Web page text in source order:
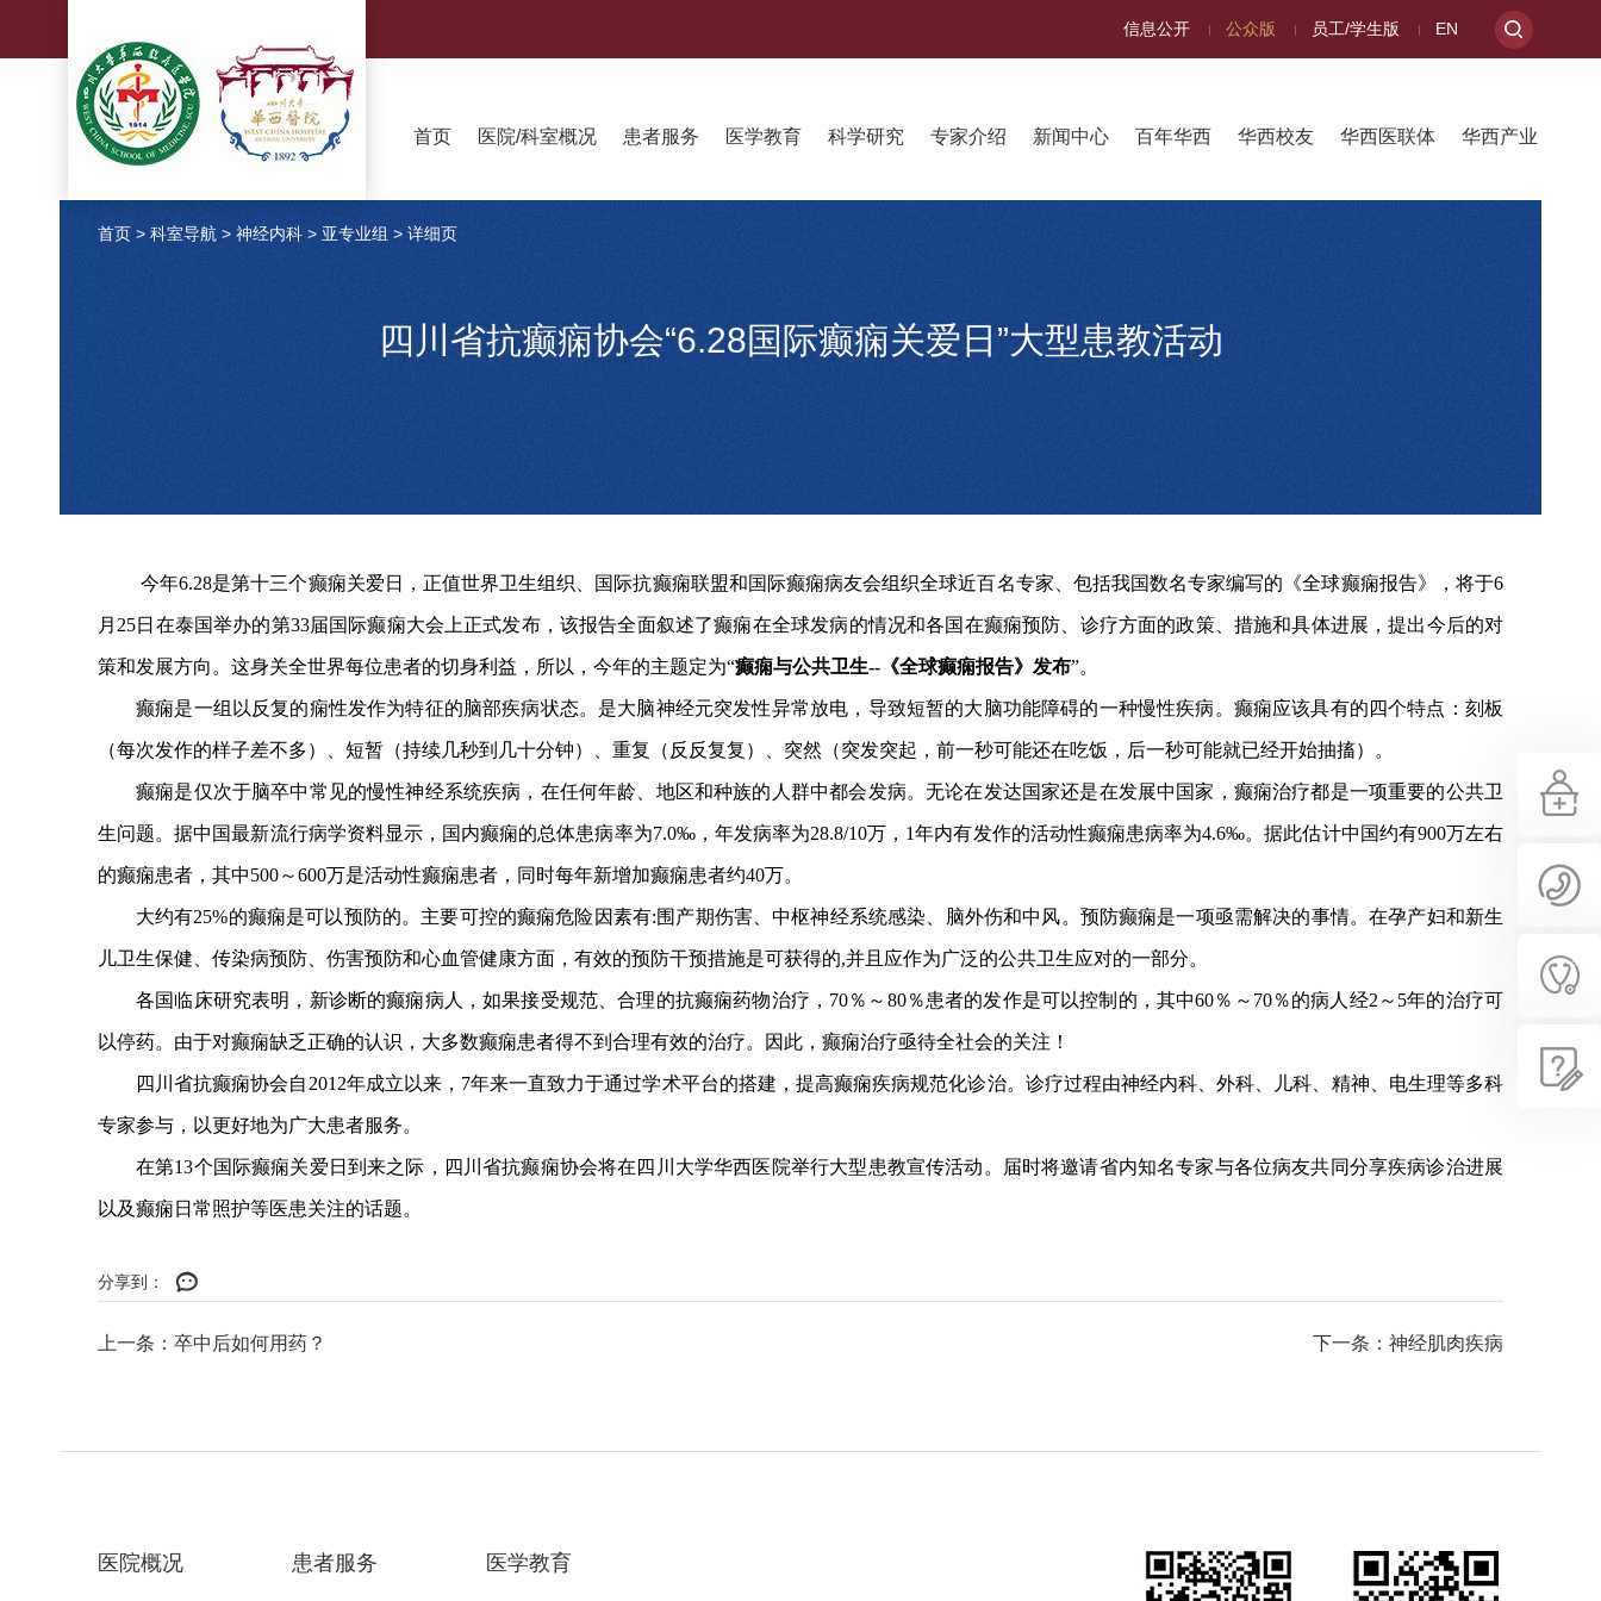
信息公开 公众版 员工/学生版 EN
首页 医院/科室概况 患者服务 医学教育 科学研究 专家介绍 新闻中心 百年华西 华西校友 华西医联体 华西产业
首页 > 科室导航 > 神经内科 > 亚专业组 > 详细页
四川省抗癫痫协会“6.28国际癫痫关爱日”大型患教活动
今年6.28是第十三个癫痫关爱日，正值世界卫生组织、国际抗癫痫联盟和国际癫痫病友会组织全球近百名专家、包括我国数名专家编写的《全球癫痫报告》，将于6
月25日在泰国举办的第33届国际癫痫大会上正式发布，该报告全面叙述了癫痫在全球发病的情况和各国在癫痫预防、诊疗方面的政策、措施和具体进展，提出今后的对
策和发展方向。这身关全世界每位患者的切身利益，所以，今年的主题定为“癫痫与公共卫生--《全球癫痫报告》发布”。
癫痫是一组以反复的痫性发作为特征的脑部疾病状态。是大脑神经元突发性异常放电，导致短暂的大脑功能障碍的一种慢性疾病。癫痫应该具有的四个特点：刻板
（每次发作的样子差不多）、短暂（持续几秒到几十分钟）、重复（反反复复）、突然（突发突起，前一秒可能还在吃饭，后一秒可能就已经开始抽搐）。
癫痫是仅次于脑卒中常见的慢性神经系统疾病，在任何年龄、地区和种族的人群中都会发病。无论在发达国家还是在发展中国家，癫痫治疗都是一项重要的公共卫
生问题。据中国最新流行病学资料显示，国内癫痫的总体患病率为7.0‰，年发病率为28.8/10万，1年内有发作的活动性癫痫患病率为4.6‰。据此估计中国约有900万左右
的癫痫患者，其中500～600万是活动性癫痫患者，同时每年新增加癫痫患者约40万。
大约有25%的癫痫是可以预防的。主要可控的癫痫危险因素有:围产期伤害、中枢神经系统感染、脑外伤和中风。预防癫痫是一项亟需解决的事情。在孕产妇和新生
儿卫生保健、传染病预防、伤害预防和心血管健康方面，有效的预防干预措施是可获得的,并且应作为广泛的公共卫生应对的一部分。
各国临床研究表明，新诊断的癫痫病人，如果接受规范、合理的抗癫痫药物治疗，70％～80％患者的发作是可以控制的，其中60％～70％的病人经2～5年的治疗可
以停药。由于对癫痫缺乏正确的认识，大多数癫痫患者得不到合理有效的治疗。因此，癫痫治疗亟待全社会的关注！
四川省抗癫痫协会自2012年成立以来，7年来一直致力于通过学术平台的搭建，提高癫痫疾病规范化诊治。诊疗过程由神经内科、外科、儿科、精神、电生理等多科
专家参与，以更好地为广大患者服务。
在第13个国际癫痫关爱日到来之际，四川省抗癫痫协会将在四川大学华西医院举行大型患教宣传活动。届时将邀请省内知名专家与各位病友共同分享疾病诊治进展
以及癫痫日常照护等医患关注的话题。
分享到：
上一条：卒中后如何用药？ 下一条：神经肌肉疾病
医院概况 患者服务 医学教育